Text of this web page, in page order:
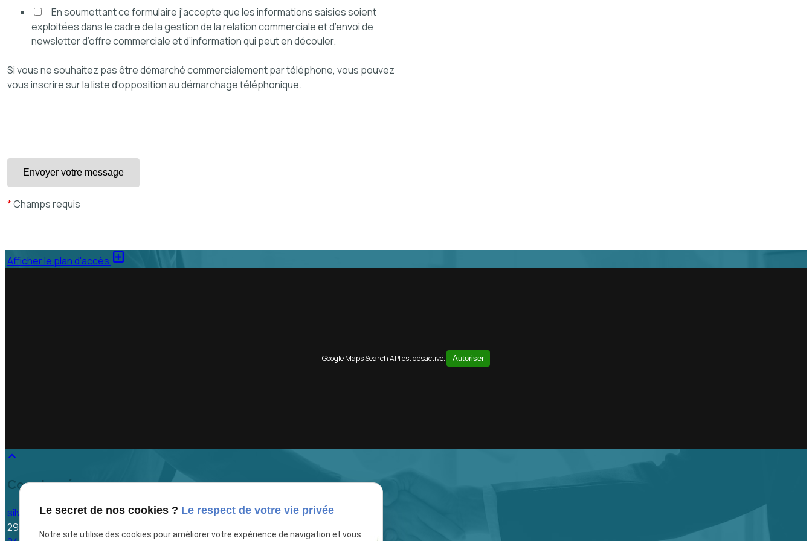
En soumettant ce formulaire j'accepte que les informations saisies soient
exploitées dans le cadre de la gestion de la relation commerciale et d’envoi de
newsletter d’offre commerciale et d’information qui peut en découler.
Si vous ne souhaitez pas être démarché commercialement par téléphone, vous pouvez
vous inscrire sur la liste d'opposition au démarchage téléphonique.
*Champs requis
Afficher le plan d'accès add_box
Google Maps Search API est désactivé. Autoriser
keyboard_arrow_up
Coordonnées
silvain.consultants@orange.fr
29 les allées du Cengle
Le secret de nos cookies ? Le respect de votre vie privée
Notre site utilise des cookies pour améliorer votre expérience de navigation et vous